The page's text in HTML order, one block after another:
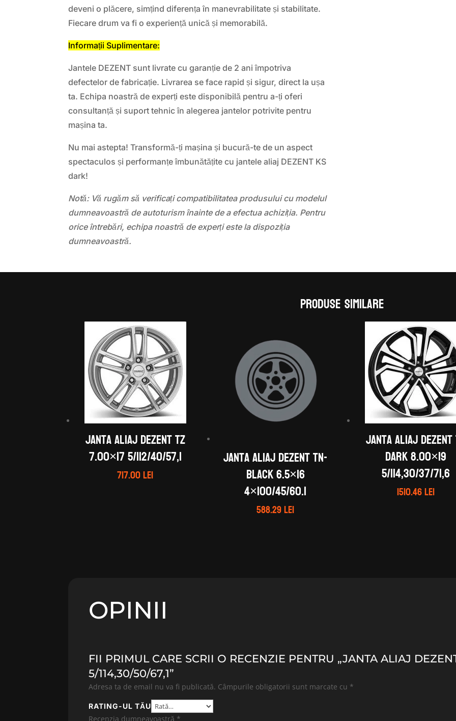
deveni o plăcere, simțind diferența în manevrabilitate și stabilitate.
Fiecare drum va fi o experiență unică și memorabilă.
Informații Suplimentare:
Jantele DEZENT sunt livrate cu garanție de 2 ani împotriva
defectelor de fabricație. Livrarea se face rapid și sigur, direct la ușa
ta. Echipa noastră de experți este disponibilă pentru a-ți oferi
consultanță și suport tehnic în alegerea jantelor potrivite pentru
mașina ta.
Nu mai astepta! Transformă-ți mașina și bucură-te de un aspect
spectaculos și performanțe îmbunătățite cu jantele aliaj DEZENT KS
dark!
Notă: Vă rugăm să verificați compatibilitatea produsului cu modelul
dumneavoastră de autoturism înainte de a efectua achiziția. Pentru
orice întrebări, echipa noastră de experți este la dispoziția
dumneavoastră.
Produse similare
Janta aliaj DEZENT TZ
7.00×17 5/112/40/57,1
717.00lei
Janta aliaj DEZENT TN-
black 6.5×16
4×100/45/60.1
588.29lei
Janta aliaj DEZENT
dark 8.00×19
5/114,30/37/71,6
1510.46lei
OPINII
FII PRIMUL CARE SCRII O RECENZIE PENTRU „JANTA ALIAJ
5/114,30/50/67,1”
Adresa ta de email nu va fi publicată. Câmpurile obligatorii sunt marcate cu *
RATING-UL TĂU
Recenzia dumneavoastră *